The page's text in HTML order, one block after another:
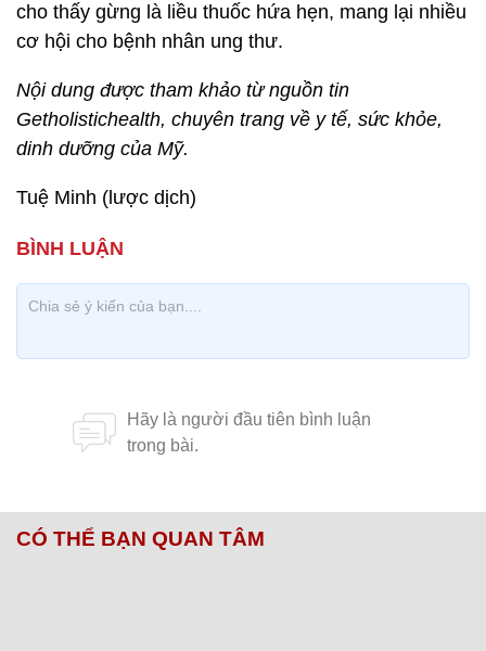
cho thấy gừng là liều thuốc hứa hẹn, mang lại nhiều
cơ hội cho bệnh nhân ung thư.
Nội dung được tham khảo từ nguồn tin
Getholistichealth, chuyên trang về y tế, sức khỏe,
dinh dưỡng của Mỹ.
Tuệ Minh (lược dịch)
CÓ THỂ BẠN QUAN TÂM